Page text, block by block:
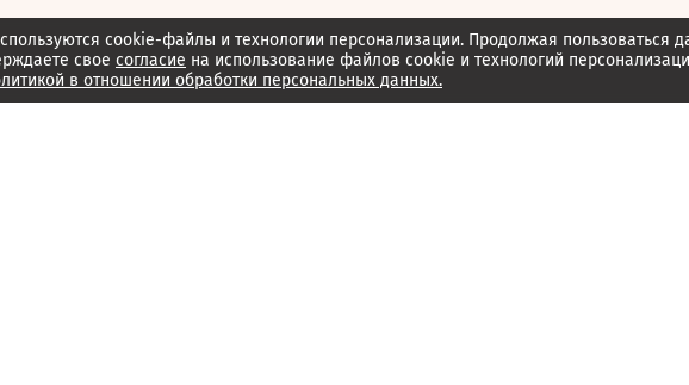
cookie-файлы и технологии персонализации. Продолжая пользоваться
свое согласие на использование файлов cookie и технологий
в отношении обработки персональных данных.